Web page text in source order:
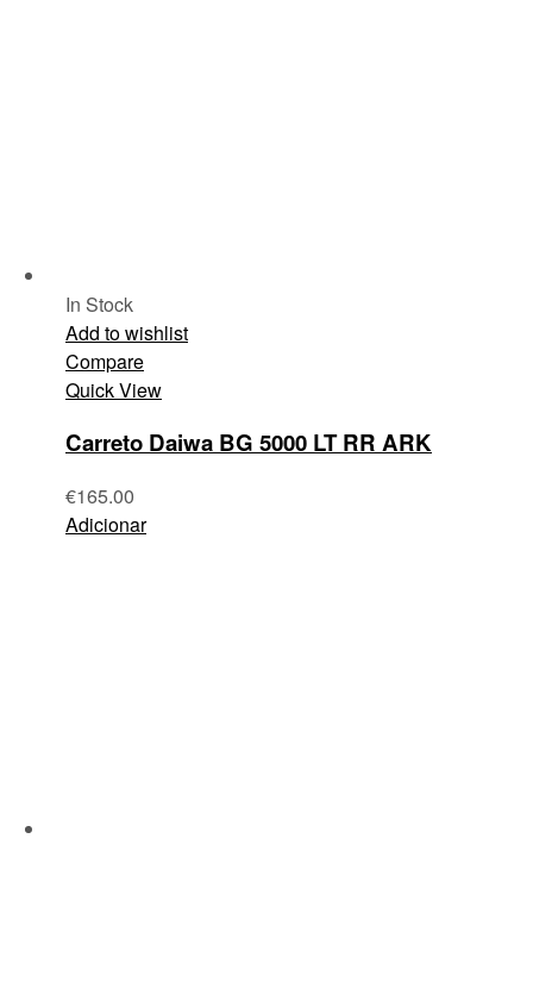
In Stock
Add to wishlist
Compare
Quick View
Carreto Daiwa BG 5000 LT RR ARK
€165.00
Adicionar